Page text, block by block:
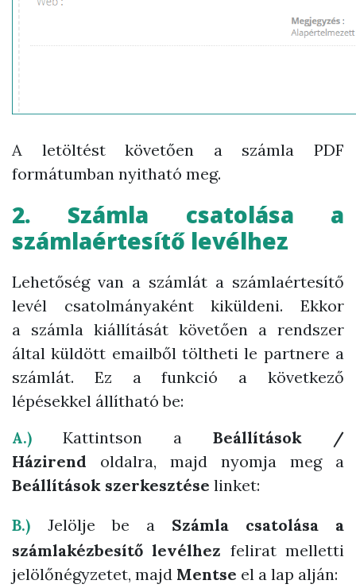
A letöltést követően a számla PDF
formátumban nyitható meg.
2. Számla csatolása a
számlaértesítő levélhez
Lehetőség van a számlát a számlaértesítő
levél csatolmányaként kiküldeni. Ekkor
a számla kiállítását követően a rendszer
által küldött emailből töltheti le partnere a
számlát. Ez a funkció a következő
lépésekkel állítható be:
A.) Kattintson a Beállítások /
Házirend oldalra, majd nyomja meg a
Beállítások szerkesztése linket:
B.) Jelölje be a Számla csatolása a
számlakézbesítő levélhez felirat melletti
jelölőnégyzetet, majd Mentse el a lap alján: